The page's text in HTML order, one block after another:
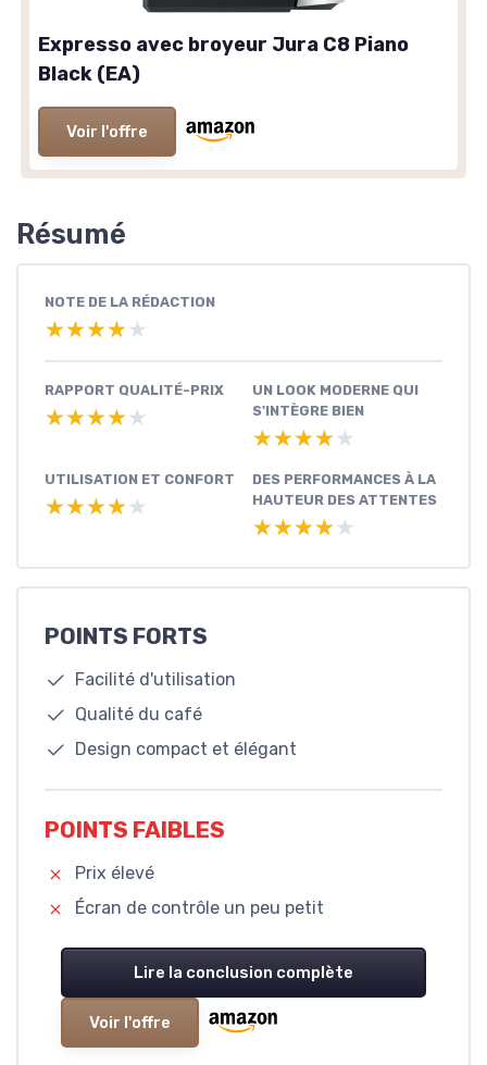
Expresso avec broyeur Jura C8 Piano
Black (EA)
Voir l'offre
Résumé
NOTE DE LA RÉDACTION
★★★★★
★★★★★
RAPPORT QUALITÉ-PRIX
★★★★★
★★★★★
UN LOOK MODERNE QUI
S'INTÈGRE BIEN
★★★★★
★★★★★
UTILISATION ET CONFORT
★★★★★
★★★★★
DES PERFORMANCES À LA
HAUTEUR DES ATTENTES
★★★★★
★★★★★
POINTS FORTS
Facilité d'utilisation
Qualité du café
Design compact et élégant
POINTS FAIBLES
Prix élevé
Écran de contrôle un peu petit
Lire la conclusion complète
Voir l'offre